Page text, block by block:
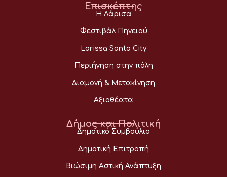
Επισκέπτης
Η Λάρισα
Φεστιβάλ Πηνειού
Larissa Santa City
Περιήγηση στην πόλη
Διαμονή & Μετακίνηση
Αξιοθέατα
Δήμος και Πολιτική
Δημοτικό Συμβούλιο
Δημοτική Επιτροπή
Βιώσιμη Αστική Ανάπτυξη